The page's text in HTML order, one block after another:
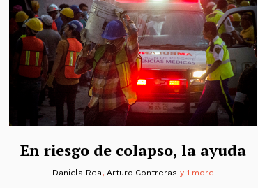
En riesgo de colapso, la ayuda
Daniela Rea, Arturo Contreras y 1 more